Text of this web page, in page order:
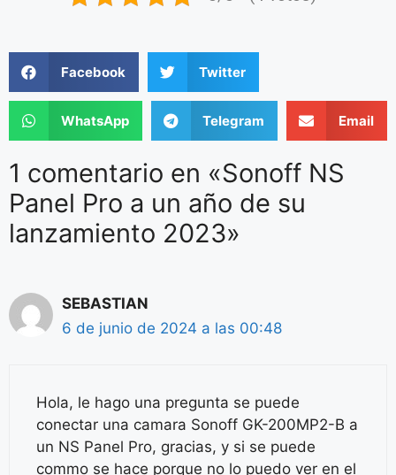
Facebook Twitter
WhatsApp Telegram Email
1 comentario en «Sonoff NS
Panel Pro a un año de su
lanzamiento 2023»
SEBASTIAN
6 de junio de 2024 a las 00:48
Hola, le hago una pregunta se puede
conectar una camara Sonoff GK-200MP2-B a
un NS Panel Pro, gracias, y si se puede
commo se hace porque no lo puedo ver en el